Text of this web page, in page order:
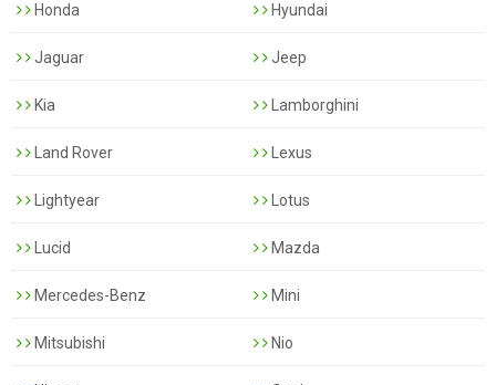
Honda Hyundai
Jaguar Jeep
Kia Lamborghini
Land Rover Lexus
Lightyear Lotus
Lucid Mazda
Mercedes-Benz Mini
Mitsubishi Nio